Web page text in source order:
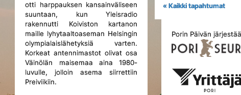
otti harppauksen kansainväliseen
suuntaan, kun Yleisradio
rakennutti Koiviston kartanon
maille lyhytaaltoaseman Helsingin
olympialaislähetyksiä varten.
Korkeat antennimastot olivat osa
Väinölän maisemaa aina 1980-
luvulle, jolloin asema siirrettiin
Preiviikiin.
« Kaikki tapahtumat
Porin Päivän